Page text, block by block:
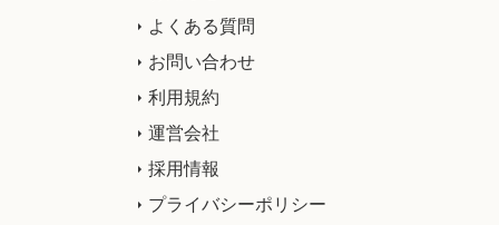
よくある質問
お問い合わせ
利用規約
運営会社
採用情報
プライバシーポリシー